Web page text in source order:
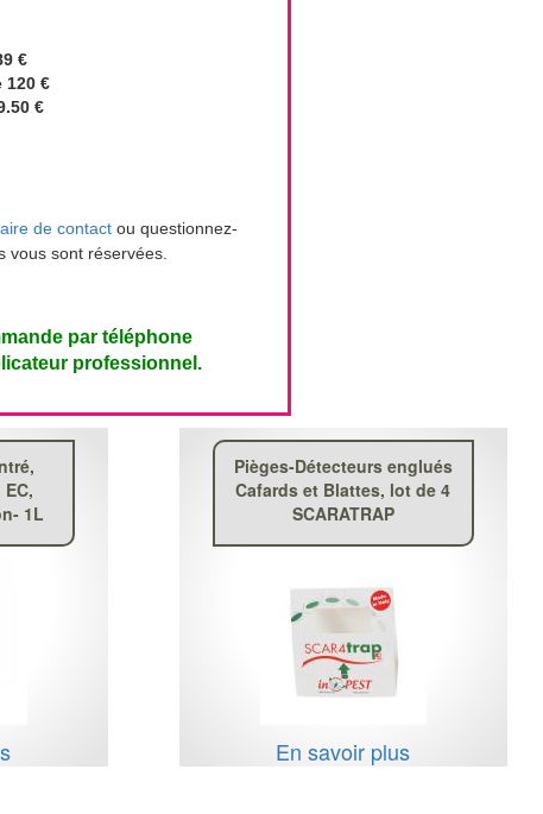
€
120 €
€
de contactou questionnez-
vous sont réservées.
par téléphone
professionnel.
1L
Pièges-Détecteurs englués
Cafards et Blattes, lot de 4
SCARATRAP
En savoir plus